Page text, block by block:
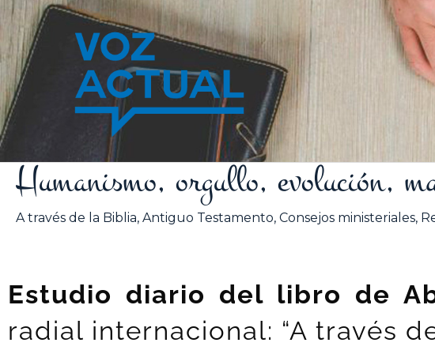
contenido
Humanismo, orgullo, evolución,
A través de la Biblia, Antiguo Testamento, Consejos ministeriales,
Estudio diario del libro de
radial internacional: “A través